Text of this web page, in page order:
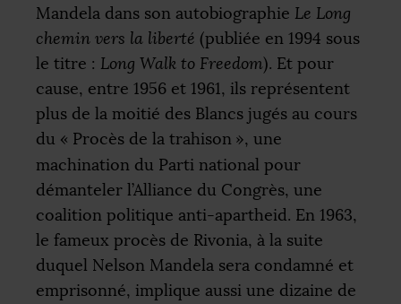
Mandela dans son autobiographie Le Long
chemin vers la liberté (publiée en 1994 sous
le titre : Long Walk to Freedom). Et pour
cause, entre 1956 et 1961, ils représentent
plus de la moitié des Blancs jugés au cours
du « Procès de la trahison », une
machination du Parti national pour
démanteler l’Alliance du Congrès, une
coalition politique anti-apartheid. En 1963,
le fameux procès de Rivonia, à la suite
duquel Nelson Mandela sera condamné et
emprisonné, implique aussi une dizaine de